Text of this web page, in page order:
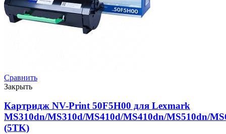
Сравнить
Закрыть
Картридж NV-Print 50F5H00 для Lexmark
MS310dn/MS310d/MS410d/MS410dn/MS510dn/
(5TK)